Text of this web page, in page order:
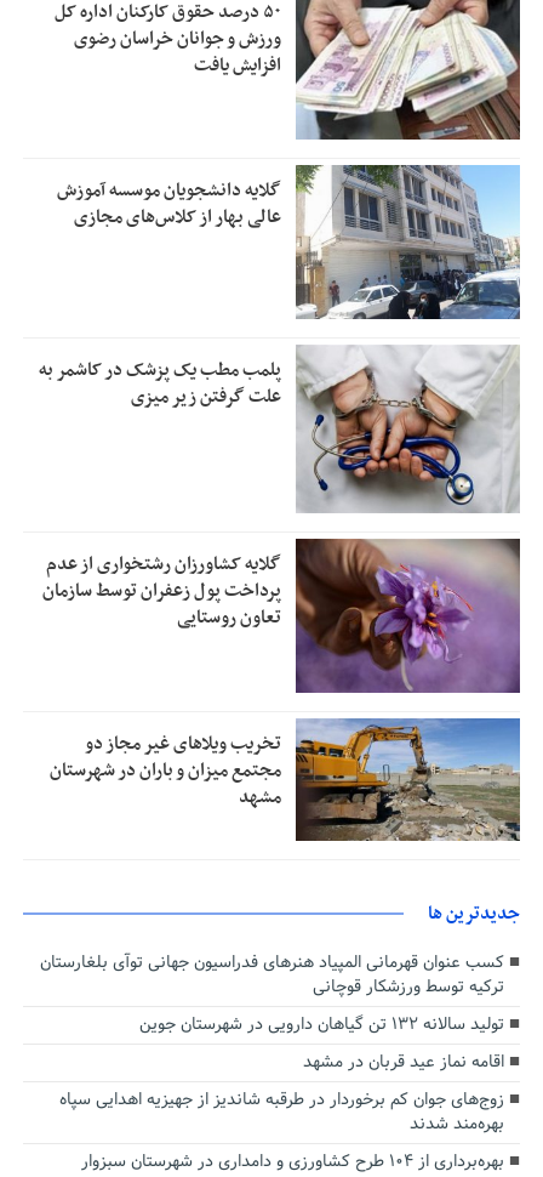
۵۰ درصد حقوق کارکنان اداره کل
ورزش و جوانان خراسان رضوی
افزایش یافت
گلایه دانشجویان موسسه آموزش
عالی بهار از کلاس‌های مجازی
پلمب مطب یک پزشک در کاشمر به
علت گرفتن زیر میزی
گلایه کشاورزان رشتخواری از عدم
پرداخت پول زعفران توسط سازمان
تعاون روستایی
تخریب ویلاهای غیر مجاز دو
مجتمع میزان و باران در شهرستان
مشهد
جديدترين ها
کسب عنوان قهرمانی المپیاد هنرهای فدراسیون جهانی توآی بلغارستان
ترکیه توسط ورزشکار قوچانی
تولید سالانه ۱۳۲ تن گیاهان دارویی در شهرستان جوین
اقامه نماز عید قربان در مشهد
زوج‌های جوان کم برخوردار در طرقبه شاندیز از جهیزیه اهدایی سپاه
بهره‌مند شدند
بهره‌برداری از ۱۰۴ طرح‌ کشاورزی و دامداری در شهرستان سبزوار